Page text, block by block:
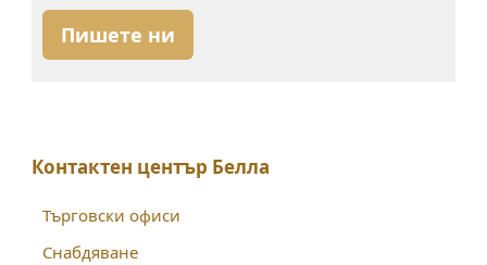
Пишете ни
Контактен център Белла
Търговски офиси
Снабдяване